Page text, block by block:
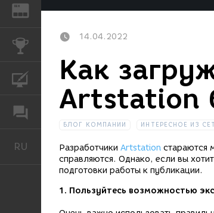
REN ЖУРНАЛ
КОНКУРСЫ
КУРСЫ
ФОРУМ
RU Русский
14.04.2022
Как
Artstation
БЛОГ КОМПАНИИ ИНТЕРЕСНОЕ ИЗ
Разработчики Artstation стараются
справляются. Однако, если вы
подготовки работы к публикации.
1. Пользуйтесь возможностью